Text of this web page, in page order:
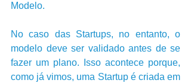
Modelo.
No caso das Startups, no entanto, o
modelo deve ser validado antes de se
fazer um plano. Isso acontece porque,
como já vimos, uma Startup é criada em